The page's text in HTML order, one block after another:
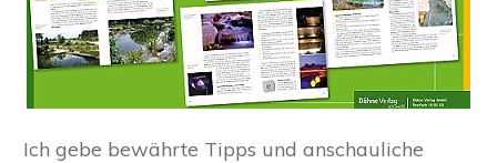
Ich gebe bewährte Tipps und anschauliche